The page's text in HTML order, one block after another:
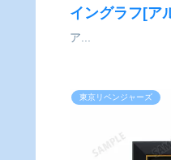
イングラフ[ア
ア...
東京リベンジャーズ